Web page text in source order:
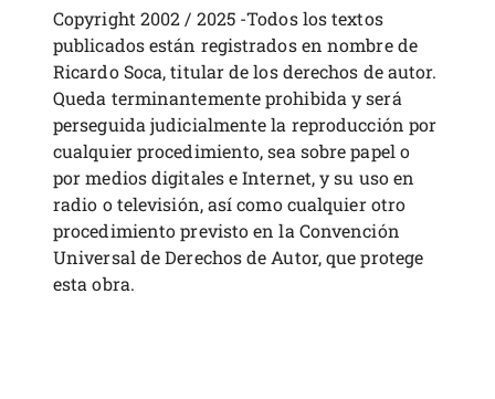
Copyright 2002 / 2025 -Todos los textos
publicados están registrados en nombre de
Ricardo Soca, titular de los derechos de autor.
Queda terminantemente prohibida y será
perseguida judicialmente la reproducción por
cualquier procedimiento, sea sobre papel o
por medios digitales e Internet, y su uso en
radio o televisión, así como cualquier otro
procedimiento previsto en la Convención
Universal de Derechos de Autor, que protege
esta obra.